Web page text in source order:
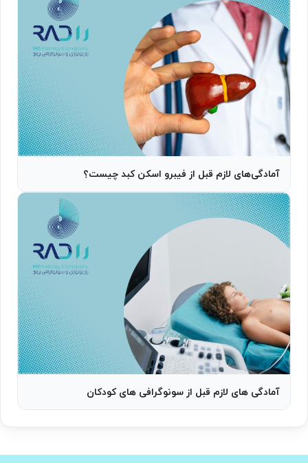
آمادگی‌های لازم قبل از فیبرو اسکن کبد چیست؟
آمادگی های لازم قبل از سونوگرافی های کودکان